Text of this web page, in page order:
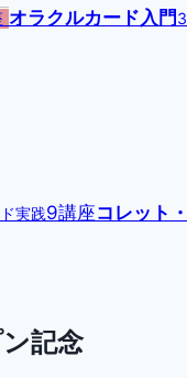
オラクルカード入門
実践9講座コレット
記念